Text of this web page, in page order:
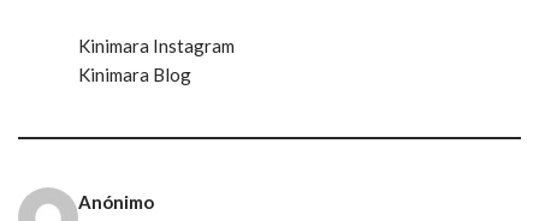
Kinimara Instagram
Kinimara Blog
Anónimo